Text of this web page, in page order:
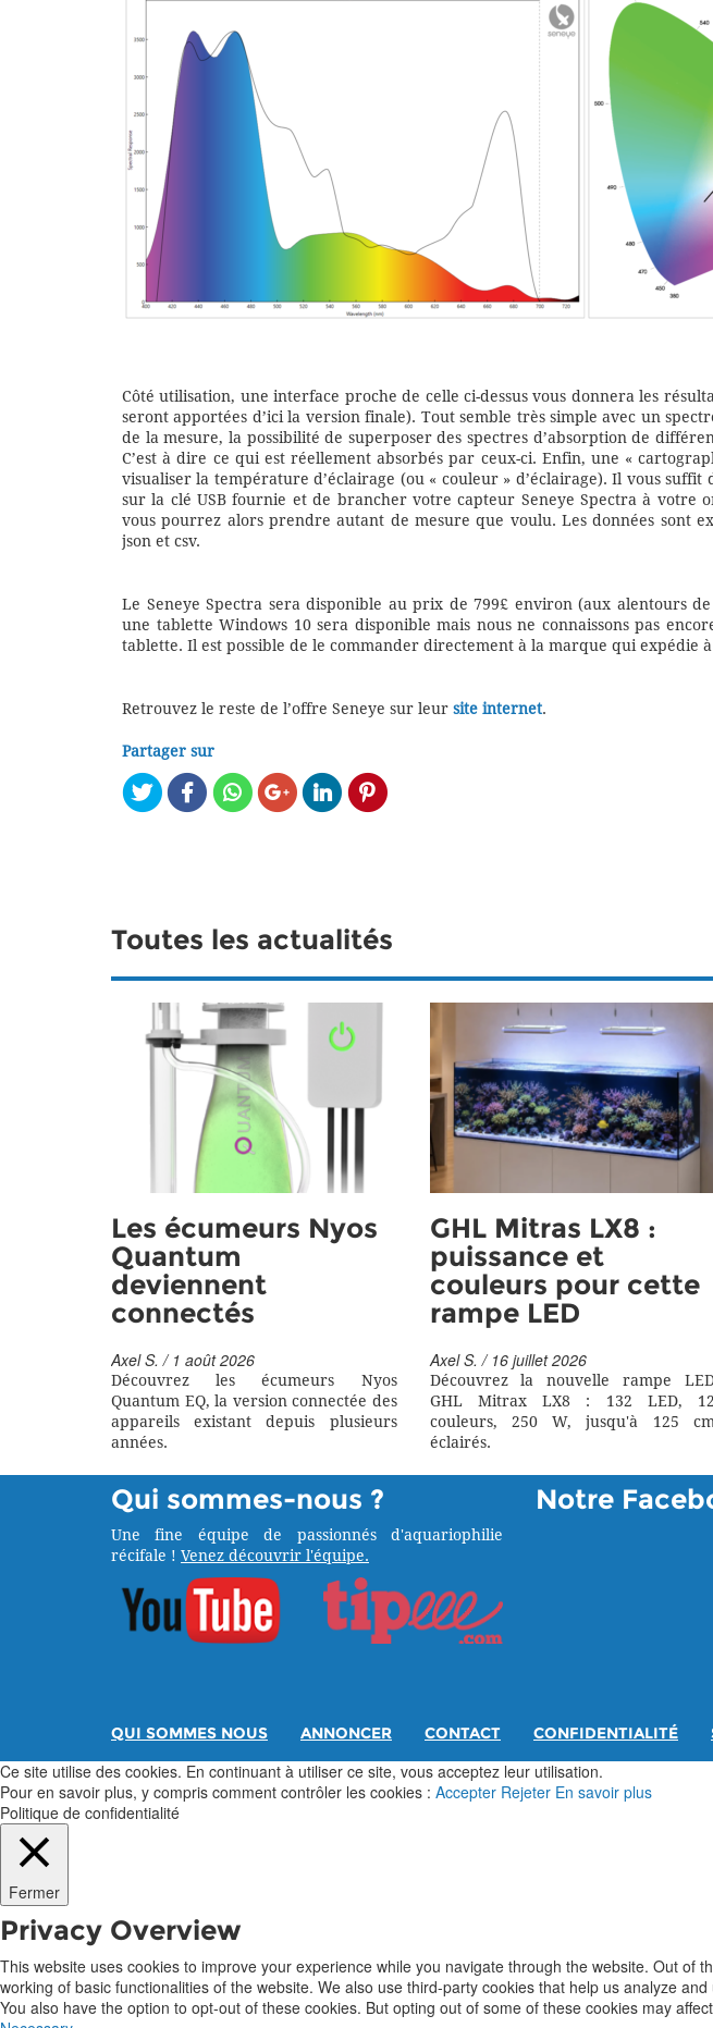
Côté utilisation, une interface proche de celle ci-dessus vous donnera les
seront apportées d’ici la version finale). Tout semble très simple avec un
de la mesure, la possibilité de superposer des spectres d’absorption de
C’est à dire ce qui est réellement absorbés par ceux-ci. Enfin, une «
visualiser la température d’éclairage (ou « couleur » d’éclairage). Il vous suffit
sur la clé USB fournie et de brancher votre capteur Seneye Spectra à votre
vous pourrez alors prendre autant de mesure que voulu. Les données sont
json et csv.
Le Seneye Spectra sera disponible au prix de 799£ environ (aux alentours
une tablette Windows 10 sera disponible mais nous ne connaissons pas
tablette. Il est possible de le commander directement à la marque qui expédie
Retrouvez le reste de l’offre Seneye sur leur site internet.
Partager sur
Toutes les actualités
Les écumeurs Nyos
Quantum
deviennent
connectés
Axel S. / 1 août 2026
Découvrez les écumeurs Nyos
Quantum EQ, la version connectée des
appareils existant depuis plusieurs
années.
GHL Mitras LX8 :
puissance et
couleurs pour cette
rampe LED
Axel S. / 16 juillet 2026
Découvrez la nouvelle rampe
GHL Mitrax LX8 : 132 LED, 12
couleurs, 250 W, jusqu'à 125
éclairés.
Qui sommes-nous ?
Une fine équipe de passionnés d'aquariophilie
récifale ! Venez découvrir l'équipe.
Notre
QUI SOMMES NOUS ANNONCER CONTACT CONFIDENTIALITÉ
Ce site utilise des cookies. En continuant à utiliser ce site, vous acceptez leur utilisation.
Pour en savoir plus, y compris comment contrôler les cookies : Accepter Rejeter En savoir plus
Politique de confidentialité
Fermer
Privacy Overview
This website uses cookies to improve your experience while you navigate through the website. Out
working of basic functionalities of the website. We also use third-party cookies that help us analyze
You also have the option to opt-out of these cookies. But opting out of some of these cookies may